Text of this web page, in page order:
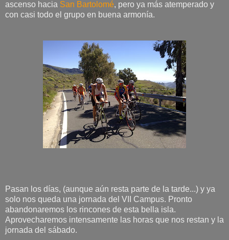
ascenso hacia San Bartolomé, pero ya más atemperado y
con casi todo el grupo en buena armonía.
Pasan los días, (aunque aún resta parte de la tarde...) y ya
solo nos queda una jornada del VII Campus. Pronto
abandonaremos los rincones de esta bella isla.
Aprovecharemos intensamente las horas que nos restan y la
jornada del sábado.